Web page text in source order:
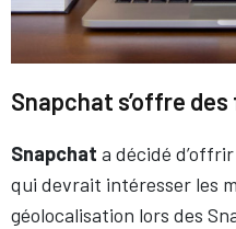
Snapchat s’offre
Snapchat a décidé
qui devrait intéresser les
géolocalisation lors des